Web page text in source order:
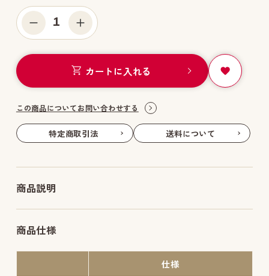
1
カートに入れる
この商品についてお問い合わせする
特定商取引法 送料について
商品説明
商品仕様
仕様